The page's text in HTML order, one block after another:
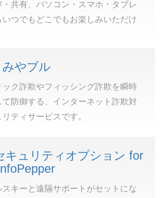
・共有、パソコン・スマホ・タブレ
いつでもどこでもお楽しみいただけ
みやブル
ック詐欺やフィッシング詐欺を瞬時
て防御する、インターネット詐欺対
ティサービスです。
キュリティオプション for
スキーと遠隔サポートがセットにな